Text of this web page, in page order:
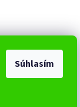
Súhlasím